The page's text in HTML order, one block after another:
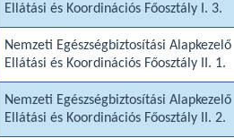
Ellátási és Koordinációs Főosztály I. 3.
Nemzeti Egészségbiztosítási Alapkezelő
Ellátási és Koordinációs Főosztály II. 1.
Nemzeti Egészségbiztosítási Alapkezelő
Ellátási és Koordinációs Főosztály II. 2.